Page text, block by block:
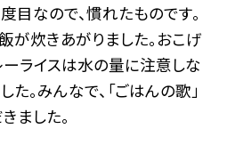
目なので、慣れたものです。
が炊きあがりました。おこげ
ーライスは水の量に注意しな
た。みんなで、「ごはんの歌」
ました。